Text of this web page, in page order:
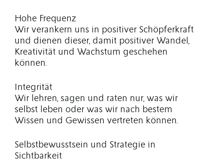
Hohe Frequenz
Wir verankern uns in positiver Schöpferkraft
und dienen dieser, damit positiver Wandel,
Kreativität und Wachstum geschehen
können.
Integrität
Wir lehren, sagen und raten nur, was wir
selbst leben oder was wir nach bestem
Wissen und Gewissen vertreten können.
Selbstbewusstsein und Strategie in
Sichtbarkeit